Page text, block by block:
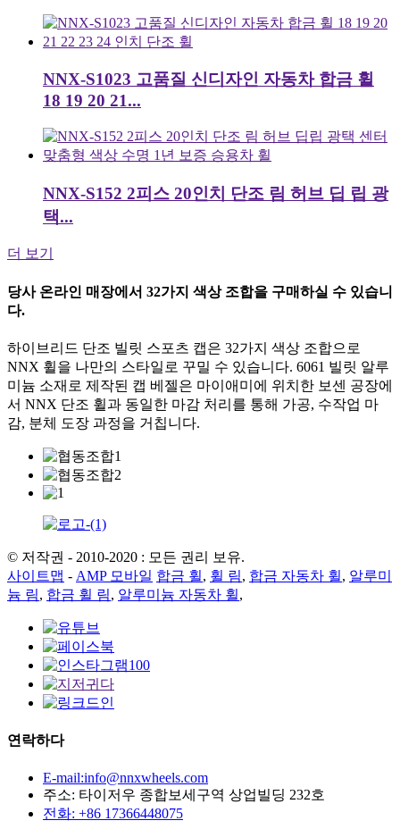
NNX-S1023 고품질 신디자인 자동차 합금 휠
18 19 20 21...
NNX-S152 2피스 20인치 단조 림 허브 딥 립 광
택...
더 보기
당사 온라인 매장에서 32가지 색상 조합을 구매하실 수 있습니
다.
하이브리드 단조 빌릿 스포츠 캡은 32가지 색상 조합으로
NNX 휠을 나만의 스타일로 꾸밀 수 있습니다. 6061 빌릿 알루
미늄 소재로 제작된 캡 베젤은 마이애미에 위치한 보센 공장에
서 NNX 단조 휠과 동일한 마감 처리를 통해 가공, 수작업 마
감, 분체 도장 과정을 거칩니다.
© 저작권 - 2010-2020 : 모든 권리 보유.
사이트맵 - AMP 모바일 합금 휠, 휠 림, 합금 자동차 휠, 알루미
늄 림, 합금 휠 림, 알루미늄 자동차 휠,
연락하다
E-mail:info@nnxwheels.com
주소: 타이저우 종합보세구역 상업빌딩 232호
전화: +86 17366448075